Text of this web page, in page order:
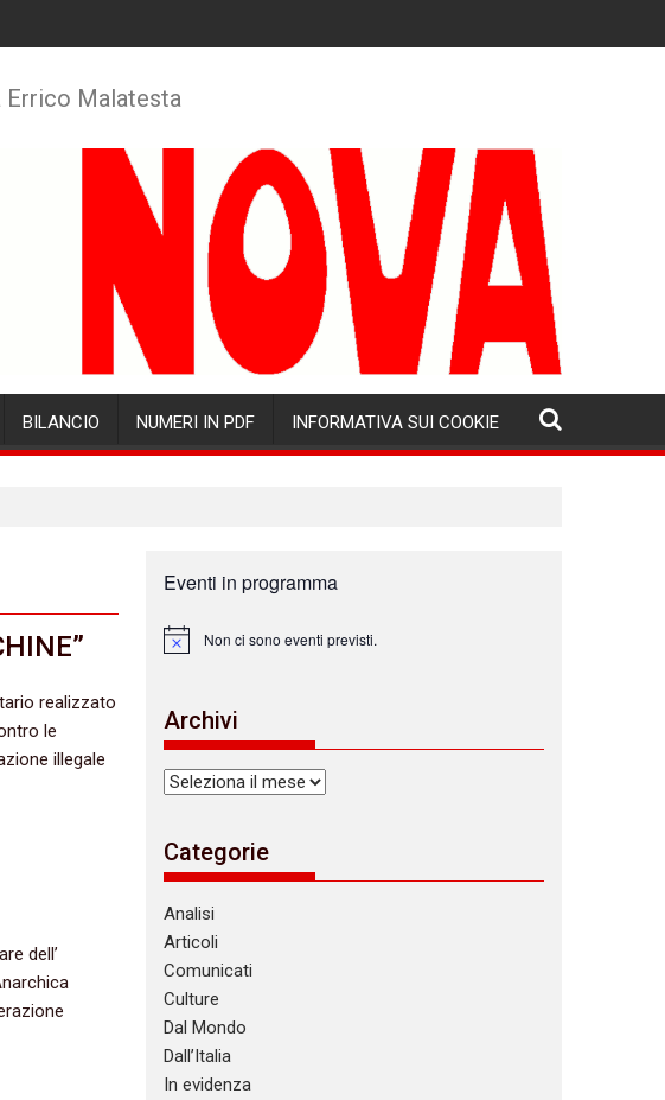
Errico Malatesta
BILANCIO NUMERI IN PDF INFORMATIVA SUI COOKIE
realizzato
le
illegale
dell’
Eventi in programma
N
c
e
Non ci sono eventi previsti.
Archivi
Archivi
Categorie
Analisi
Articoli
Comunicati
Culture
Dal Mondo
Dall’Italia
In evidenza